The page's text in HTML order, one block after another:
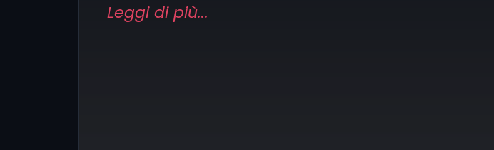
protezione e imponenza. Al
Leggi di più...